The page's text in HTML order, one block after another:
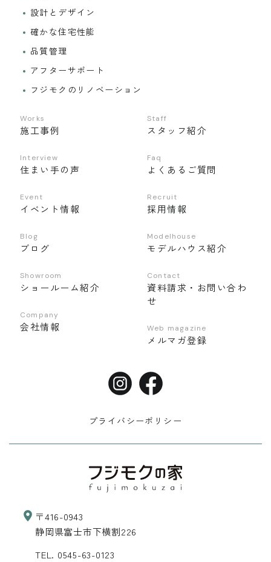
〒416-0943
静岡県富士市下横割226
TEL. 0545-63-0123
プライバシーポリシー
設計とデザイン
確かな住宅性能
品質管理
アフターサポート
フジモクのリノベーション
Works
施工事例
Interview
住まい手の声
Event
イベント情報
Blog
ブログ
Showroom
ショールーム紹介
Company
会社情報
Staff
スタッフ紹介
Faq
よくあるご質問
Recruit
採用情報
Modelhouse
モデルハウス紹介
Contact
資料請求・お問い合わ
せ
Web magazine
メルマガ登録